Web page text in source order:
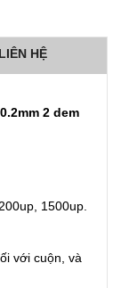
HỆ
2 dem
1500up.
với cuộn, và